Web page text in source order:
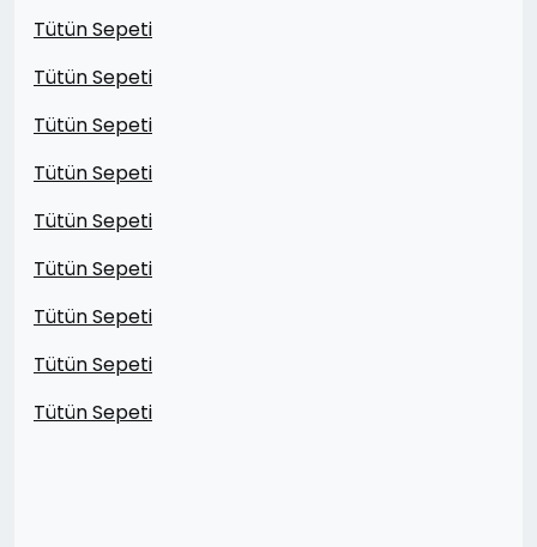
Tütün Sepeti
Tütün Sepeti
Tütün Sepeti
Tütün Sepeti
Tütün Sepeti
Tütün Sepeti
Tütün Sepeti
Tütün Sepeti
Tütün Sepeti